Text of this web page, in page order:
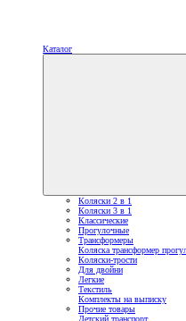
Каталог
Коляски 2 в 1
Коляски 3 в 1
Классические
Прогулочные
Трансформеры
Коляска трансформер
Коляски-трости
Для двойни
Легкие
Текстиль
Комплекты на выписку
Прочие товары
Детский транспорт